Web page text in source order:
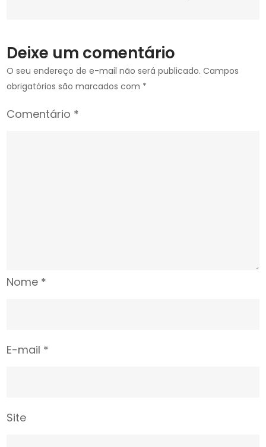
Deixe um comentário
O seu endereço de e-mail não será publicado. Campos
obrigatórios são marcados com *
Comentário *
Nome *
E-mail *
Site